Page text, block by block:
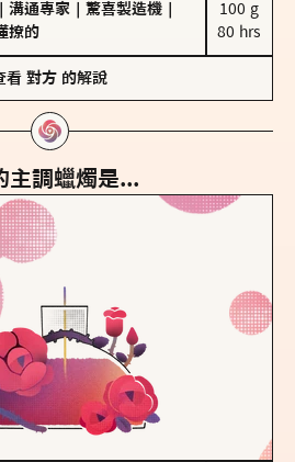
溝通專家 驚喜製造機
撩的
100 g
80 hrs
看 對方 的解說
主調蠟燭是...